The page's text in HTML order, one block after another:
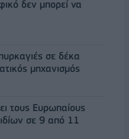
δεν μπορεί να
σε δέκα
μηχανισμός
τους Ευρωπαίους
σε 9 από 11